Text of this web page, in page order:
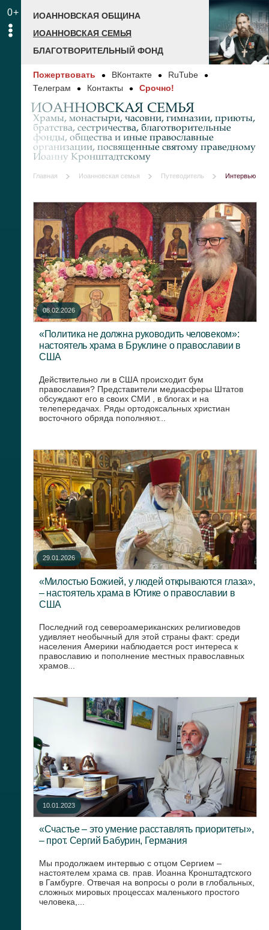
0+
ИОАННОВСКАЯ ОБЩИНА
ИОАННОВСКАЯ СЕМЬЯ
БЛАГОТВОРИТЕЛЬНЫЙ ФОНД
Пожертвовать ВКонтакте
RuTube
Телеграм
Контакты Срочно!
ИОАННОВСКАЯ СЕМЬЯ
Храмы, монастыри, часовни, гимназии, приюты,
братства, сестричества, благотворительные
фонды, общества и иные православные
организации, посвященные святому праведному
Иоанну Кронштадтскому
Главная Иоанновская семья Путеводитель Интервью
08.02.2026
«Политика не должна руководить человеком»:
настоятель храма в Бруклине о православии в
США
Действительно ли в США происходит бум
православия? Представители медиасферы Штатов
обсуждают его в своих СМИ , в блогах и на
телепередачах. Ряды ортодоксальных христиан
восточного обряда пополняют...
29.01.2026
«Милостью Божией, у людей открываются глаза»,
– настоятель храма в Ютике о православии в
США
Последний год североамериканских религиоведов
удивляет необычный для этой страны факт: среди
населения Америки наблюдается рост интереса к
православию и пополнение местных православных
храмов...
10.01.2023
«Счастье – это умение расставлять приоритеты»,
– прот. Сергий Бабурин, Германия
Мы продолжаем интервью с отцом Сергием –
настоятелем храма св. прав. Иоанна Кронштадтского
в Гамбурге. Отвечая на вопросы о роли в глобальных,
сложных мировых процессах маленького простого
человека,...